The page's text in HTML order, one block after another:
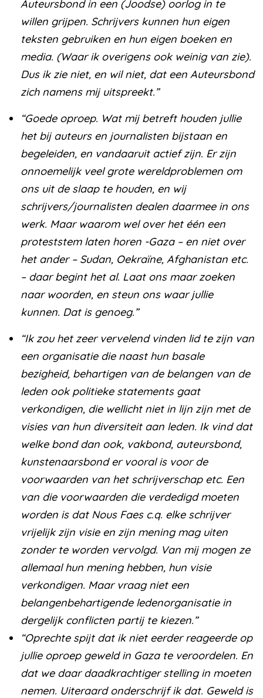
Auteursbond in een (Joodse) oorlog in te
willen grijpen. Schrijvers kunnen hun eigen
teksten gebruiken en hun eigen boeken en
media. (Waar ik overigens ook weinig van zie).
Dus ik zie niet, en wil niet, dat een Auteursbond
zich namens mij uitspreekt.”
“Goede oproep. Wat mij betreft houden jullie
het bij auteurs en journalisten bijstaan en
begeleiden, en vandaaruit actief zijn. Er zijn
onnoemelijk veel grote wereldproblemen om
ons uit de slaap te houden, en wij
schrijvers/journalisten dealen daarmee in ons
werk. Maar waarom wel over het één een
proteststem laten horen -Gaza – en niet over
het ander – Sudan, Oekraïne, Afghanistan etc.
– daar begint het al. Laat ons maar zoeken
naar woorden, en steun ons waar jullie
kunnen. Dat is genoeg.”
“Ik zou het zeer vervelend vinden lid te zijn van
een organisatie die naast hun basale
bezigheid, behartigen van de belangen van de
leden ook politieke statements gaat
verkondigen, die wellicht niet in lijn zijn met de
visies van hun diversiteit aan leden. Ik vind dat
welke bond dan ook, vakbond, auteursbond,
kunstenaarsbond er vooral is voor de
voorwaarden van het schrijverschap etc. Een
van die voorwaarden die verdedigd moeten
worden is dat Nous Faes c.q. elke schrijver
vrijelijk zijn visie en zijn mening mag uiten
zonder te worden vervolgd. Van mij mogen ze
allemaal hun mening hebben, hun visie
verkondigen. Maar vraag niet een
belangenbehartigende ledenorganisatie in
dergelijk conflicten partij te kiezen.”
“Oprechte spijt dat ik niet eerder reageerde op
jullie oproep geweld in Gaza te veroordelen. En
dat we daar daadkrachtiger stelling in moeten
nemen. Uiteraard onderschrijf ik dat. Geweld is